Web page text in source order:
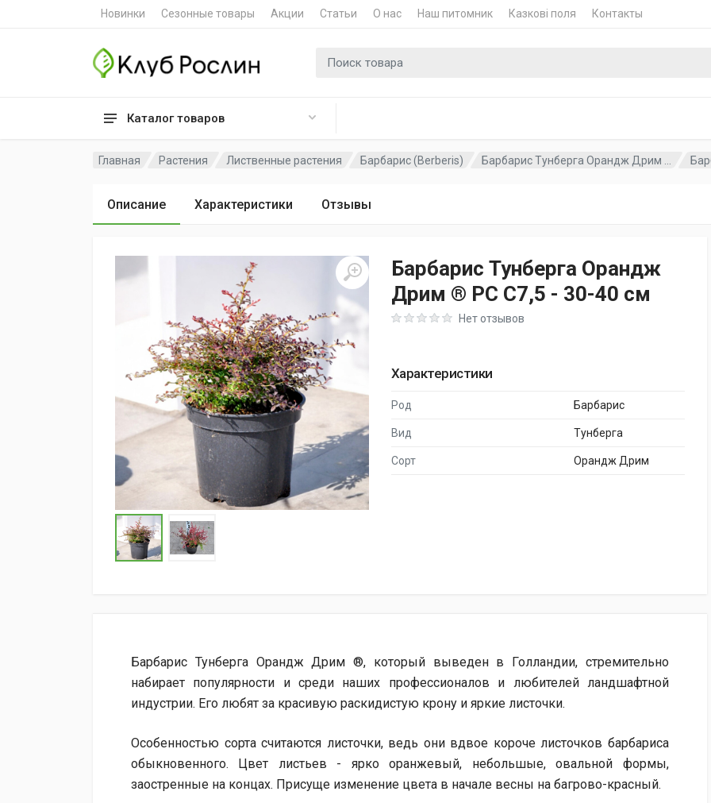
Новинки Сезонные товары Акции Статьи О нас Наш питомник Казкові поля Контакты
Каталог товаров
Поиск для
Главная Растения Лиственные растения Барбарис (Berberis) Барбарис Тунберга Орандж Дрим ...
Описание Характеристики Отзывы
Барбарис Тунберга Орандж
Дрим ® PC C7,5 - 30-40 см
Rating: 0 out of 5Нет отзывов
Характеристики
Род Барбарис
Вид Тунберга
Сорт Орандж Дрим
Барбарис Тунберга Орандж Дрим ®, который выведен в Голландии, стремительно
набирает популярности и среди наших профессионалов и любителей ландшафтной
индустрии. Его любят за красивую раскидистую крону и яркие листочки.
Особенностью сорта считаются листочки, ведь они вдвое короче листочков барбариса
обыкновенного. Цвет листьев - ярко оранжевый, небольшые, овальной формы,
заостренные на концах. Присуще изменение цвета в начале весны на багрово-красный.